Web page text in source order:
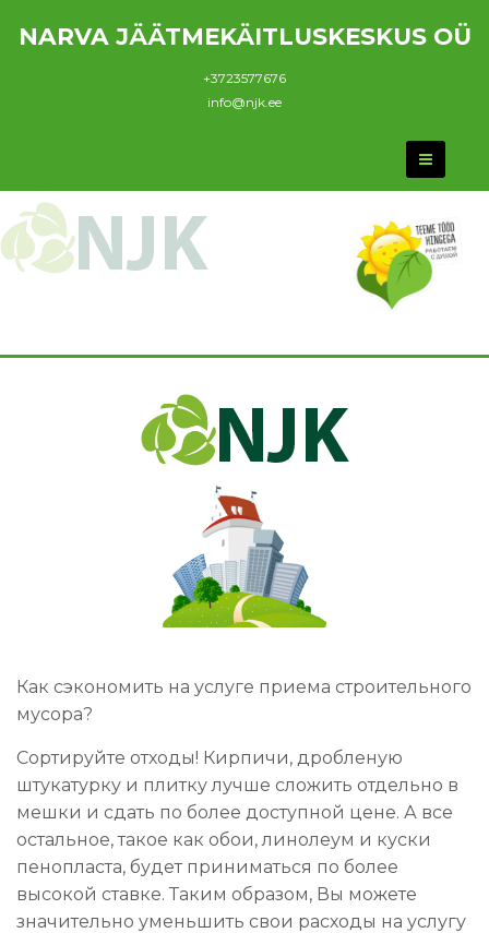
NARVA JÄÄTMEKÄITLUSKESKUS OÜ
+3723577676
info@njk.ee
Как сэкономить на услуге приема строительного
мусора?
Сортируйте отходы! Кирпичи, дробленую
штукатурку и плитку лучше сложить отдельно в
мешки и сдать по более доступной цене. А все
остальное, такое как обои, линолеум и куски
пенопласта, будет приниматься по более
высокой ставке. Таким образом, Вы можете
значительно уменьшить свои расходы на услугу